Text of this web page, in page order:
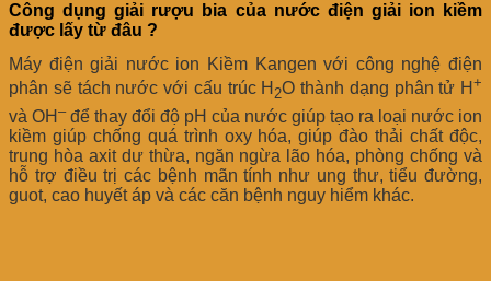
Công dụng giải rượu bia của nước điện giải ion kiềm
được lấy từ đâu ?
Máy điện giải nước ion Kiềm Kangen với công nghệ điện
phân sẽ tách nước với cấu trúc H 2O thành dạng phân tử H +
và OH –để thay đổi độ pH của nước giúp tạo ra loại nước ion
kiềm giúp chống quá trình oxy hóa, giúp đào thải chất độc,
trung hòa axit dư thừa, ngăn ngừa lão hóa, phòng chống và
hỗ trợ điều trị các bệnh mãn tính như ung thư, tiểu đường,
guot, cao huyết áp và các căn bệnh nguy hiểm khác.